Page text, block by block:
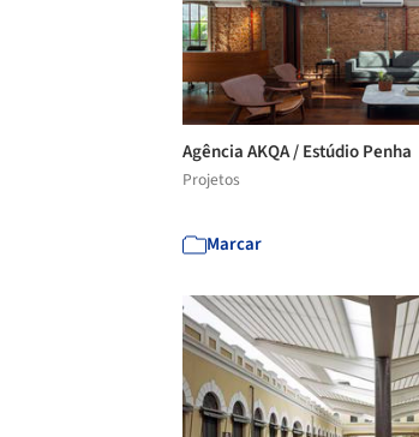
Agência AKQA / Estúdio Penha
Projetos
Marcar